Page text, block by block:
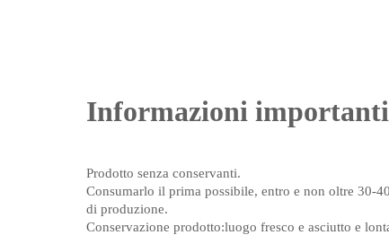
Informazioni importanti
Prodotto senza conservanti.
Consumarlo il prima possibile, entro e non oltre 30-
di produzione.
Conservazione prodotto:luogo fresco e asciutto e